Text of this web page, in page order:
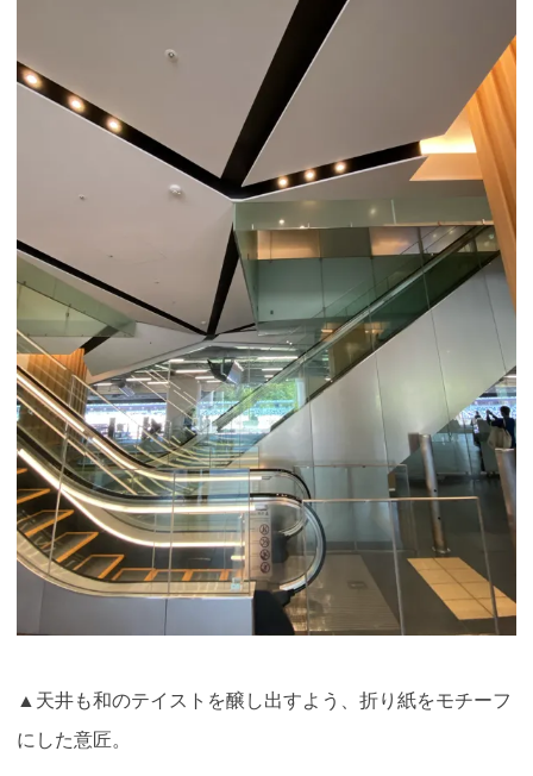
▲天井も和のテイストを醸し出すよう、折り紙をモチーフ
にした意匠。